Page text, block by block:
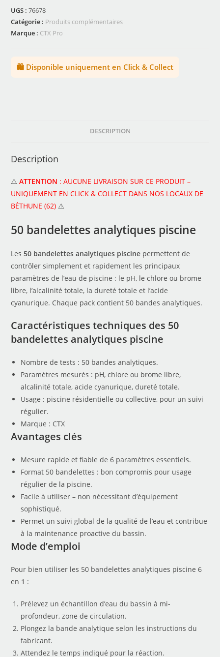
UGS :76678
Catégorie : Produits complémentaires
Marque : CTX Pro
🛍️ Disponible uniquement en Click & Collect
DESCRIPTION
Description
⚠️ATTENTION : AUCUNE LIVRAISON SUR CE PRODUIT –
UNIQUEMENT EN CLICK & COLLECT DANS NOS LOCAUX DE
BÉTHUNE (62) ⚠️
50 bandelettes analytiques piscine
Les50 bandelettes analytiques piscine permettent de
contrôler simplement et rapidement les principaux
paramètres de l’eau de piscine : le pH, le chlore ou brome
libre, l’alcalinité totale, la dureté totale et l’acide
cyanurique. Chaque pack contient 50 bandes analytiques.
Caractéristiques techniques des 50
bandelettes analytiques piscine
Nombre de tests : 50 bandes analytiques.
Paramètres mesurés : pH, chlore ou brome libre,
alcalinité totale, acide cyanurique, dureté totale.
Usage : piscine résidentielle ou collective, pour un suivi
régulier.
Marque : CTX
Avantages clés
Mesure rapide et fiable de 6 paramètres essentiels.
Format 50 bandelettes : bon compromis pour usage
régulier de la piscine.
Facile à utiliser – non nécessitant d’équipement
sophistiqué.
Permet un suivi global de la qualité de l’eau et contribue
à la maintenance proactive du bassin.
Mode d’emploi
Pour bien utiliser les 50 bandelettes analytiques piscine 6
en 1 :
Prélevez un échantillon d’eau du bassin à mi-
profondeur, zone de circulation.
Plongez la bande analytique selon les instructions du
fabricant.
Attendez le temps indiqué pour la réaction.